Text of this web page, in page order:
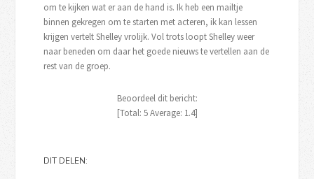
om te kijken wat er aan de hand is. Ik heb een mailtje
binnen gekregen om te starten met acteren, ik kan lessen
krijgen vertelt Shelley vrolijk. Vol trots loopt Shelley weer
naar beneden om daar het goede nieuws te vertellen aan de
rest van de groep.
Beoordeel dit bericht:
[Total: 5Average: 1.4]
DIT DELEN: